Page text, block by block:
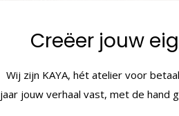
Creëer jouw
Wij zijn KAYA, hét atelier voor
jaar jouw verhaal vast, met de hand